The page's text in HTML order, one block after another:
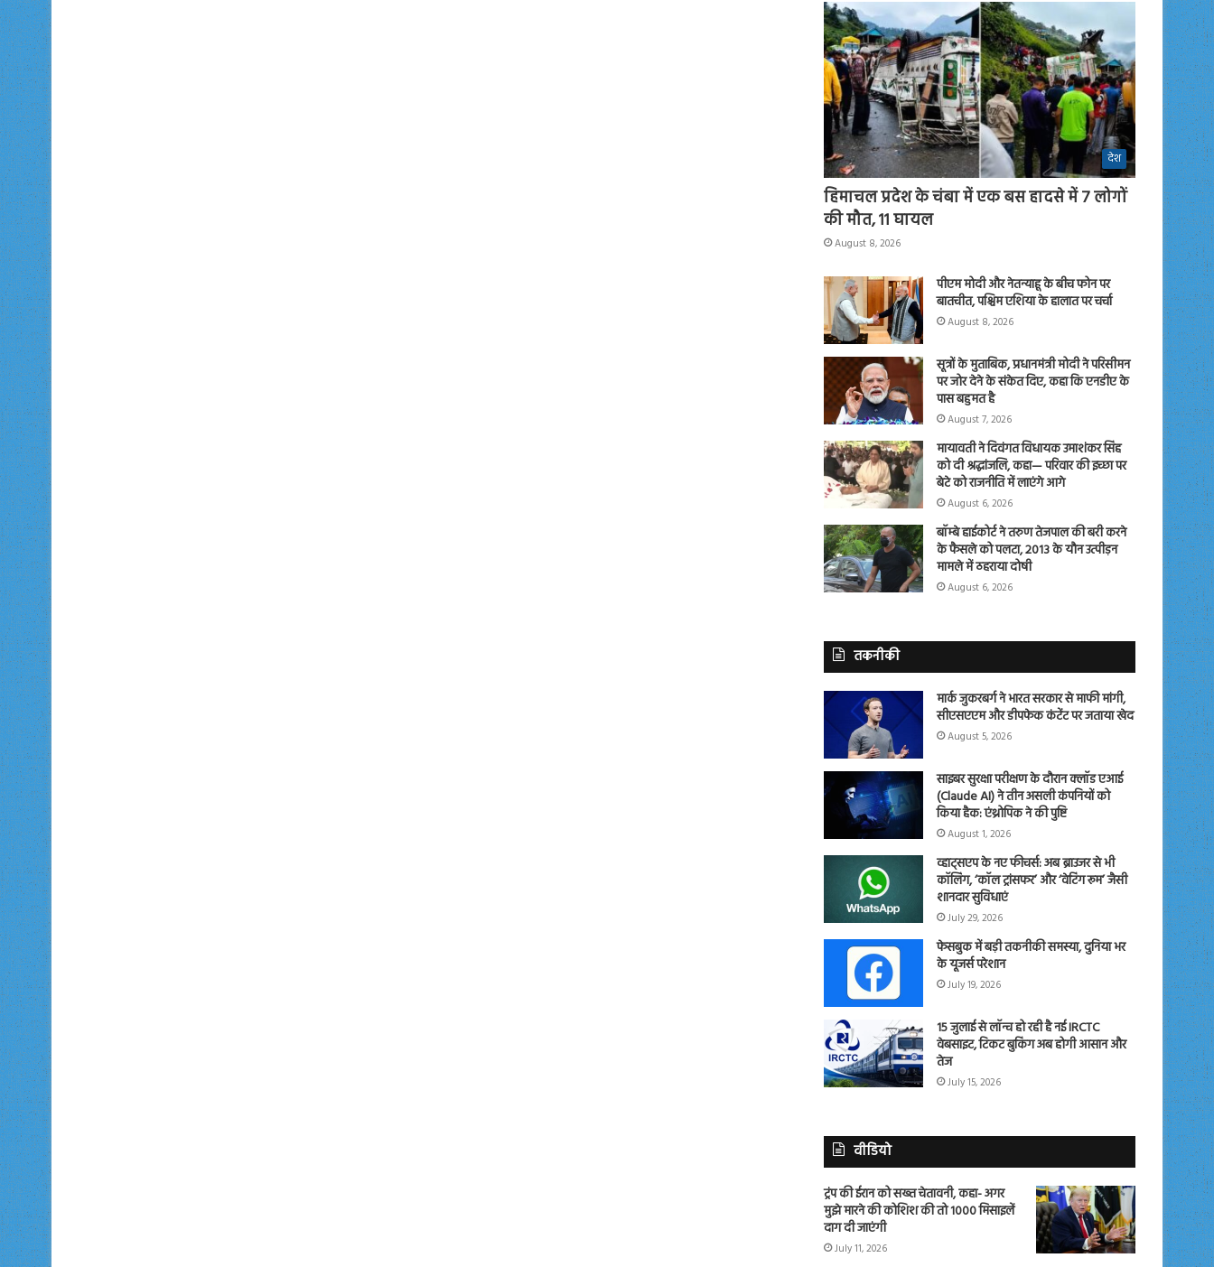
देश
हिमाचल प्रदेश के चंबा में एक बस हादसे में 7 लोगों
की मौत, 11 घायल
August 8, 2026
पीएम मोदी और नेतन्याहू के बीच फोन पर
बातचीत, पश्चिम एशिया के हालात पर चर्चा
August 8, 2026
सूत्रों के मुताबिक, प्रधानमंत्री मोदी ने परिसीमन
पर जोर देने के संकेत दिए, कहा कि एनडीए के
पास बहुमत है
August 7, 2026
मायावती ने दिवंगत विधायक उमाशंकर सिंह
को दी श्रद्धांजलि, कहा— परिवार की इच्छा पर
बेटे को राजनीति में लाएंगे आगे
August 6, 2026
बॉम्बे हाईकोर्ट ने तरुण तेजपाल की बरी करने
के फैसले को पलटा, 2013 के यौन उत्पीड़न
मामले में ठहराया दोषी
August 6, 2026
तकनीकी
मार्क जुकरबर्ग ने भारत सरकार से माफी मांगी,
सीएसएएम और डीपफेक कंटेंट पर जताया खेद
August 5, 2026
साइबर सुरक्षा परीक्षण के दौरान क्लॉड एआई
(Claude AI) ने तीन असली कंपनियों को
किया हैक: एंथ्रोपिक ने की पुष्टि
August 1, 2026
व्हाट्सएप के नए फीचर्स: अब ब्राउजर से भी
कॉलिंग, ‘कॉल ट्रांसफर’ और ‘वेटिंग रूम’ जैसी
शानदार सुविधाएं
July 29, 2026
फेसबुक में बड़ी तकनीकी समस्या, दुनिया भर
के यूजर्स परेशान
July 19, 2026
15 जुलाई से लॉन्च हो रही है नई IRCTC
वेबसाइट, टिकट बुकिंग अब होगी आसान और
तेज
July 15, 2026
वीडियो
ट्रंप की ईरान को सख्त चेतावनी, कहा- अगर
मुझे मारने की कोशिश की तो 1000 मिसाइलें
दाग दी जाएंगी
July 11, 2026